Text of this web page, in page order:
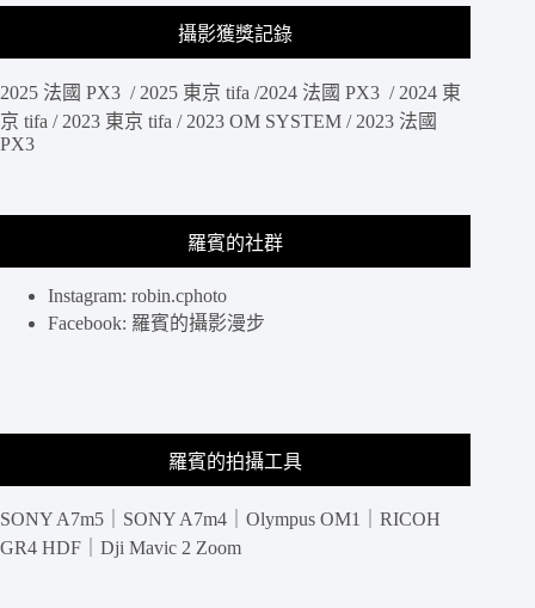
攝影獲獎記錄
2025 法國 PX3 / 2025 東京 tifa /2024 法國 PX3 / 2024 東
京 tifa / 2023 東京 tifa / 2023 OM SYSTEM / 2023 法國
PX3
羅賓的社群
Instagram: robin.cphoto
Facebook: 羅賓的攝影漫步
羅賓的拍攝工具
SONY A7m5｜SONY A7m4｜Olympus OM1｜RICOH
GR4 HDF｜Dji Mavic 2 Zoom